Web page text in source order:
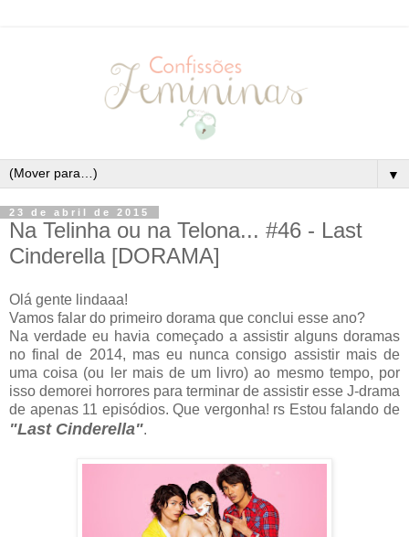
▼
23 de abril de 2015
Na Telinha ou na Telona... #46 - Last
Cinderella [DORAMA]
Olá gente lindaaa!
Vamos falar do primeiro dorama que conclui esse ano?
Na verdade eu havia começado a assistir alguns doramas
no final de 2014, mas eu nunca consigo assistir mais de
uma coisa (ou ler mais de um livro) ao mesmo tempo, por
isso demorei horrores para terminar de assistir esse J-drama
de apenas 11 episódios. Que vergonha! rs Estou falando de
"Last Cinderella".